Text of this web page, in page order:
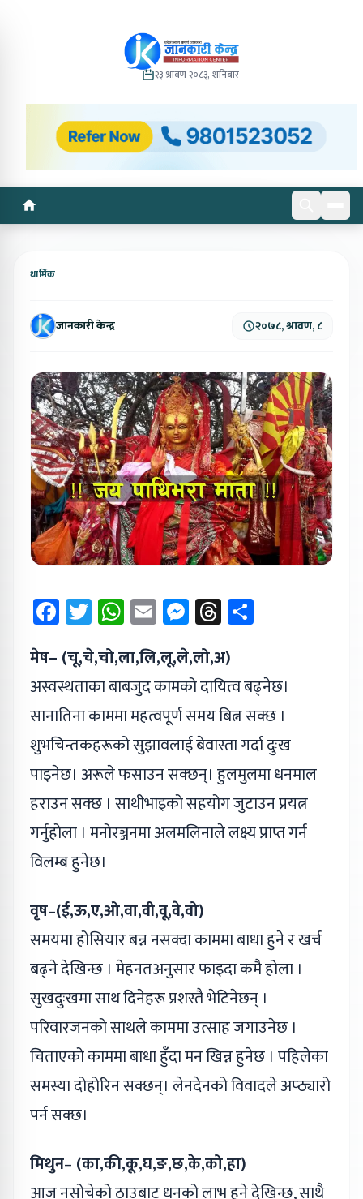
२३ श्रावण २०८३, शनिबार
धार्मिक
जानकारी केन्द्र २०७८, श्रावण, ८
Facebook
Twitter
WhatsApp
EmailMessenger
Threads
मेष– (चू,चे,चो,ला,लि,लू,ले,लो,अ)
अस्वस्थताका बाबजुद कामको दायित्व बढ्नेछ।
सानातिना काममा महत्वपूर्ण समय बित्न सक्छ ।
शुभचिन्तकहरूको सुझावलाई बेवास्ता गर्दा दुःख
पाइनेछ। अरूले फसाउन सक्छन्। हुलमुलमा धनमाल
हराउन सक्छ । साथीभाइको सहयोग जुटाउन प्रयत्न
गर्नुहोला । मनोरञ्जनमा अलमलिनाले लक्ष्य प्राप्त गर्न
विलम्ब हुनेछ।
वृष–(ई,ऊ,ए,ओ,वा,वी,वू,वे,वो)
समयमा होसियार बन्न नसक्दा काममा बाधा हुने र खर्च
बढ्ने देखिन्छ । मेहनतअनुसार फाइदा कमै होला ।
सुखदुःखमा साथ दिनेहरू प्रशस्तै भेटिनेछन् ।
परिवारजनको साथले काममा उत्साह जगाउनेछ ।
चिताएको काममा बाधा हुँदा मन खिन्न हुनेछ । पहिलेका
समस्या दोहोरिन सक्छन्। लेनदेनको विवादले अप्ठ्यारो
पर्न सक्छ।
मिथुन– (का,की,कू,घ,ङ,छ,के,को,हा)
आज नसोचेको ठाउबाट धनको लाभ हुने देखिन्छ, साथै